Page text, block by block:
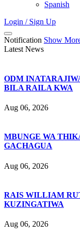
Spanish
Login / Sign Up
Notification Show
Latest News
ODM
BILA RAILA KWA
Aug 06, 2026
MBUNGE WA
GACHAGUA
Aug 06, 2026
RAIS WILLIAM
KUZINGATIWA
Aug 06, 2026